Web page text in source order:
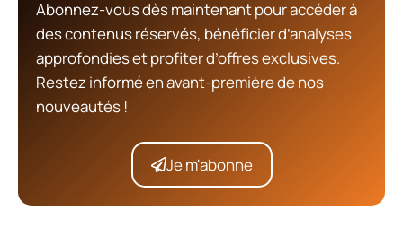
Abonnez-vous dès maintenant pour accéder à
des contenus réservés, bénéficier d’analyses
approfondies et profiter d’offres exclusives.
Restez informé en avant-première de nos
nouveautés !
Je m'abonne